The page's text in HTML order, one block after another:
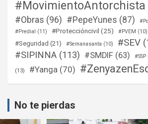
#MovimientoAntorchista
#Obras (96) #PepeYunes (87)
#Predial
(11) #Proteccióncivil (25) #PVEM (10)
#Seguridad (21) #Semanasanta (10) #SEV
#SIPINNA (113) #SMDIF (63) #SSP
(13) #Yanga (70)
No te pierdas